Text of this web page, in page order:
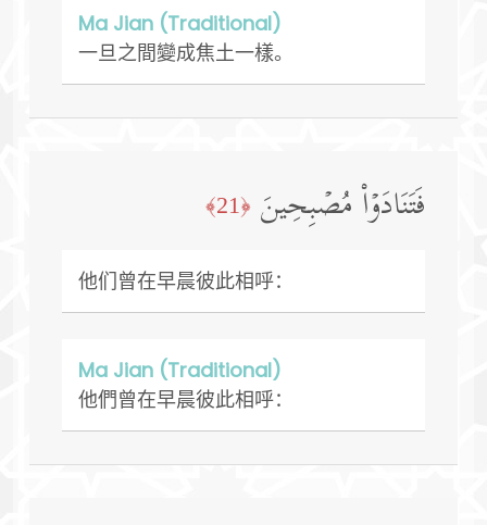
Ma Jian (Traditional)
一旦之間變成焦土一樣。
فَتَنَادَوۡا۟ مُصۡبِحِینَ ﴿21﴾
他们曾在早晨彼此相呼：
Ma Jian (Traditional)
他們曾在早晨彼此相呼：